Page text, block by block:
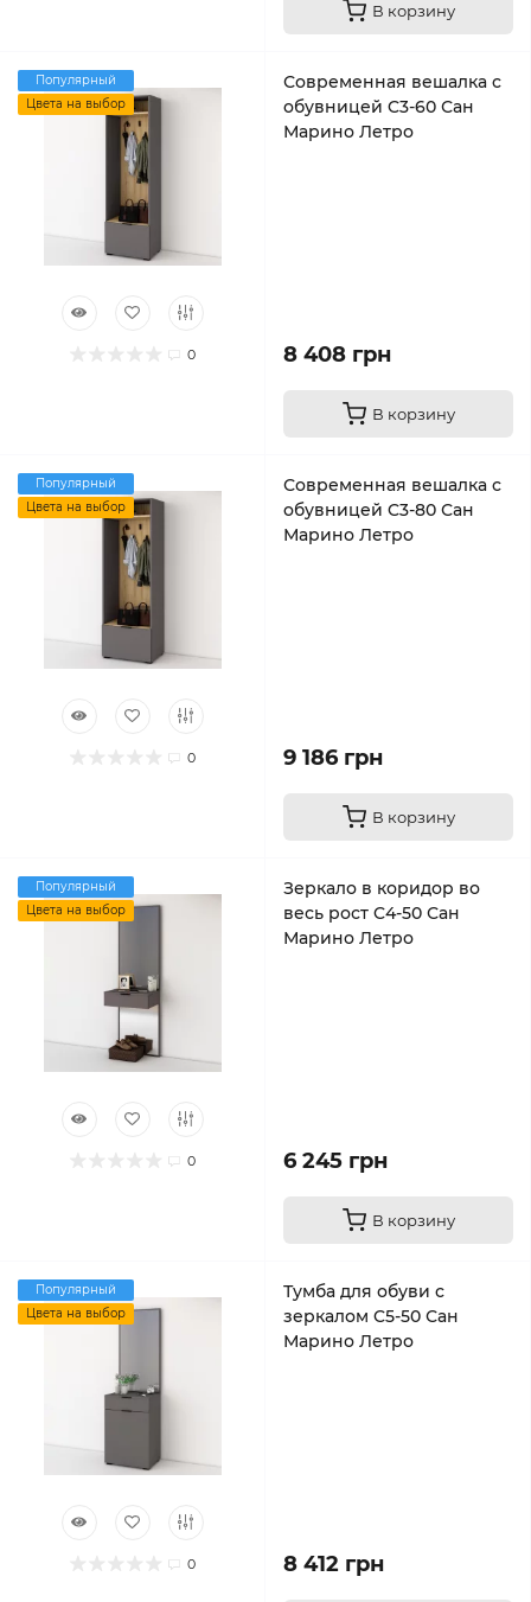
В корзину
Популярный
Цвета на выбор
0
Современная вешалка с
обувницей C3-60 Сан
Марино Летро
8 408 грн
В корзину
Популярный
Цвета на выбор
0
Современная вешалка с
обувницей C3-80 Сан
Марино Летро
9 186 грн
В корзину
Популярный
Цвета на выбор
0
Зеркало в коридор во
весь рост C4-50 Сан
Марино Летро
6 245 грн
В корзину
Популярный
Цвета на выбор
0
Тумба для обуви с
зеркалом C5-50 Сан
Марино Летро
8 412 грн